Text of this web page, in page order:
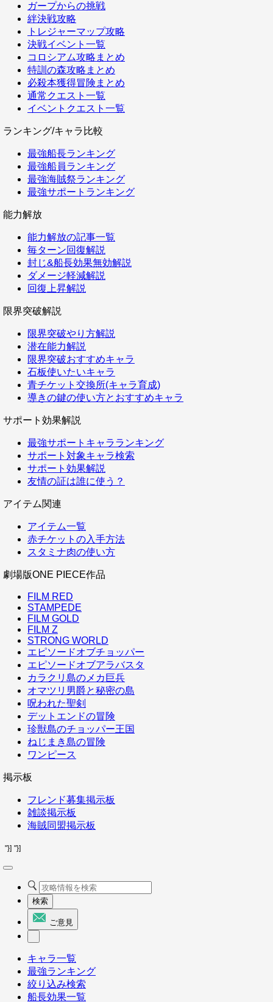
ガープからの挑戦
絆決戦攻略
トレジャーマップ攻略
決戦イベント一覧
コロシアム攻略まとめ
特訓の森攻略まとめ
必殺本獲得冒険まとめ
通常クエスト一覧
イベントクエスト一覧
ランキング/キャラ比較
最強船長ランキング
最強船員ランキング
最強海賊祭ランキング
最強サポートランキング
能力解放
能力解放の記事一覧
毎ターン回復解説
封じ&船長効果無効解説
ダメージ軽減解説
回復上昇解説
限界突破解説
限界突破やり方解説
潜在能力解説
限界突破おすすめキャラ
石板使いたいキャラ
青チケット交換所(キャラ育成)
導きの鍵の使い方とおすすめキャラ
サポート効果解説
最強サポートキャラランキング
サポート対象キャラ検索
サポート効果解説
友情の証は誰に使う？
アイテム関連
アイテム一覧
赤チケットの入手方法
スタミナ肉の使い方
劇場版ONE PIECE作品
FILM RED
STAMPEDE
FILM GOLD
FILM Z
STRONG WORLD
エピソードオブチョッパー
エピソードオブアラバスタ
カラクリ島のメカ巨兵
オマツリ男爵と秘密の島
呪われた聖剣
デットエンドの冒険
珍獣島のチョッパー王国
ねじまき島の冒険
ワンピース
掲示板
フレンド募集掲示板
雑談掲示板
海賊同盟掲示板
"}] "}]
検索
ご意見
キャラ一覧
最強ランキング
絞り込み検索
船長効果一覧